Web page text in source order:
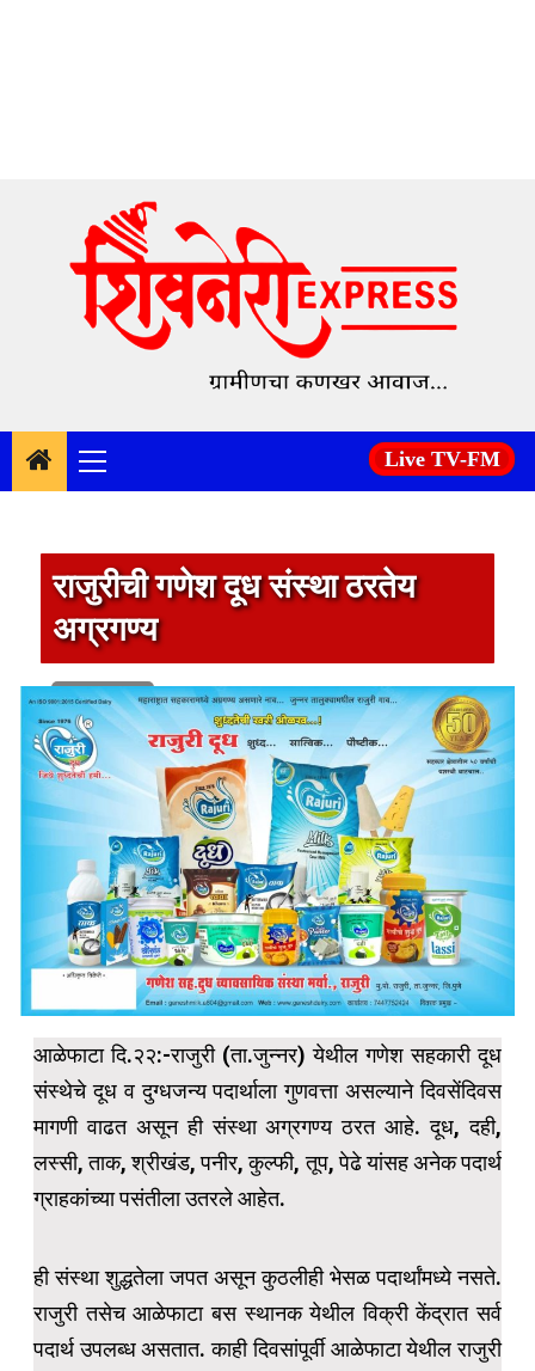
content
Primary
Menu
Live TV-FM
राजुरीची गणेश दूध संस्था ठरतेय
अग्रगण्य
1 min read
आळेफाटा दि.२२:-राजुरी (ता.जुन्नर) येथील गणेश सहकारी दूध
संस्थेचे दूध व दुग्धजन्य पदार्थाला गुणवत्ता असल्याने दिवसेंदिवस
मागणी वाढत असून ही संस्था अग्रगण्य ठरत आहे. दूध, दही,
लस्सी, ताक, श्रीखंड, पनीर, कुल्फी, तूप, पेढे यांसह अनेक पदार्थ
ग्राहकांच्या पसंतीला उतरले आहेत.
ही संस्था शुद्धतेला जपत असून कुठलीही भेसळ पदार्थांमध्ये नसते.
राजुरी तसेच आळेफाटा बस स्थानक येथील विक्री केंद्रात सर्व
पदार्थ उपलब्ध असतात. काही दिवसांपूर्वी आळेफाटा येथील राजुरी